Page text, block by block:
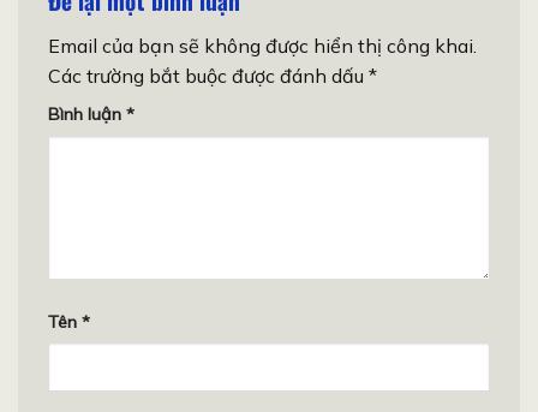
Email của bạn sẽ không được hiển thị công khai.
Các trường bắt buộc được đánh dấu *
Bình luận *
Tên *